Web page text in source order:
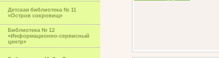
Детская библиотека № 11
«Остров сокровищ»
Библиотека № 12
«Информационно-сервисный
центр»